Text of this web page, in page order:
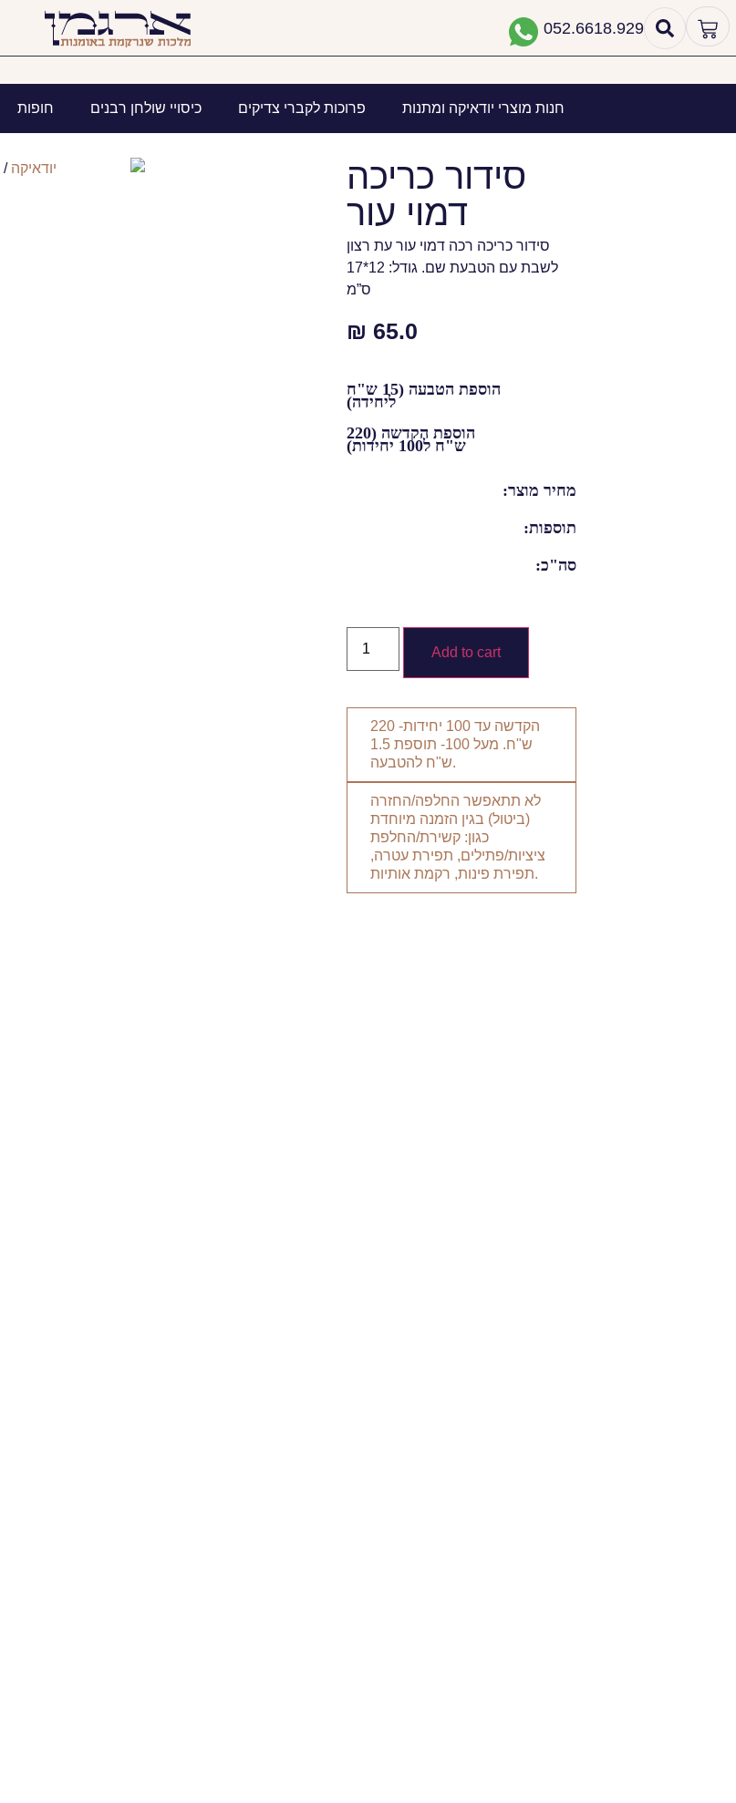
052.6618.929
חופות כיסויי שולחן רבנים פרוכות לקברי צדיקים חנות מוצרי יודאיקה ומתנות
יודאיקה /
סידור כריכה
דמוי עור
סידור כריכה רכה דמוי עור עת רצון
לשבת עם הטבעת שם. גודל: 12*17
ס”מ
₪ 65.0
הוספת הטבעה (15 ש"ח
ליחידה)
הוספת הקדשה (220
ש"ח ל100 יחידות)
מחיר מוצר:
תוספות:
סה"כ:
Add to cart
הקדשה עד 100 יחידות- 220
ש"ח. מעל 100- תוספת 1.5
ש"ח להטבעה.
לא תתאפשר החלפה/החזרה
(ביטול) בגין הזמנה מיוחדת
כגון: קשירת/החלפת
ציציות/פתילים, תפירת עטרה,
תפירת פינות, רקמת אותיות.